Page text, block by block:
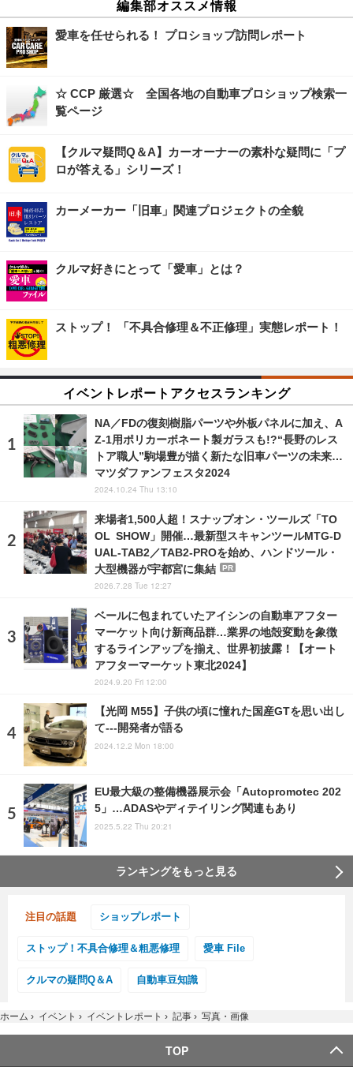
編集部オススメ情報
愛車を任せられる！ プロショップ訪問レポート
☆ CCP 厳選☆ 全国各地の自動車プロショップ検索一
覧ページ
【クルマ疑問Q＆A】カーオーナーの素朴な疑問に「プ
ロが答える」シリーズ！
カーメーカー「旧車」関連プロジェクトの全貌
クルマ好きにとって「愛車」とは？
ストップ！ 「不具合修理＆不正修理」実態レポート！
イベントレポートアクセスランキング
NA／FDの復刻樹脂パーツや外板パネルに加え、A
Z-1用ポリカーボネート製ガラスも!?“長野のレス
トア職人”駒場豊が描く新たな旧車パーツの未来…
マツダファンフェスタ2024
2024.10.24 Thu 13:10
来場者1,500人超！スナップオン・ツールズ「TO
OL SHOW」開催…最新型スキャンツールMTG-D
UAL-TAB2／TAB2-PROを始め、ハンドツール・
大型機器が宇都宮に集結
PR
2026.7.28 Tue 12:27
ベールに包まれていたアイシンの自動車アフター
マーケット向け新商品群…業界の地殻変動を象徴
するラインアップを揃え、世界初披露！【オート
アフターマーケット東北2024】
2024.9.20 Fri 12:00
【光岡 M55】子供の頃に憧れた国産GTを思い出し
て---開発者が語る
2024.12.2 Mon 18:00
EU最大級の整備機器展示会「Autopromotec 202
5」…ADASやディテイリング関連もあり
2025.5.22 Thu 20:21
ランキングをもっと見る
注目の話題 ショップレポート
ストップ！不具合修理＆粗悪修理 愛車 File
クルマの疑問Q＆A 自動車豆知識
ホーム › イベント › イベントレポート › 記事 › 写真・画像
TOP